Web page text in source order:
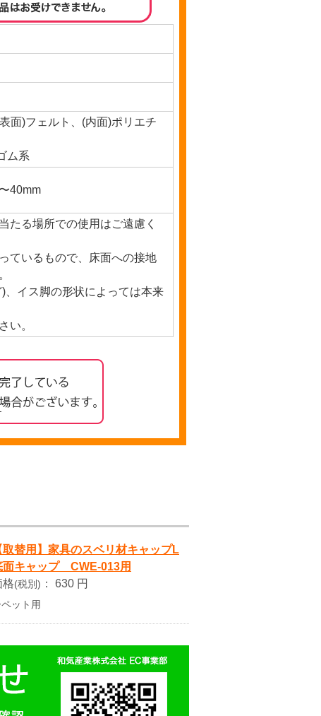
面)フェルト、(内面)ポリエチ
ム系
40mm
たる場所での使用はご遠慮く
ているもので、床面への接地
イス脚の形状によっては本来
い。
取替用】家具のスベリ材キャップL
面キャップ CWE-013用
格(税別) ： 630 円
ペット用